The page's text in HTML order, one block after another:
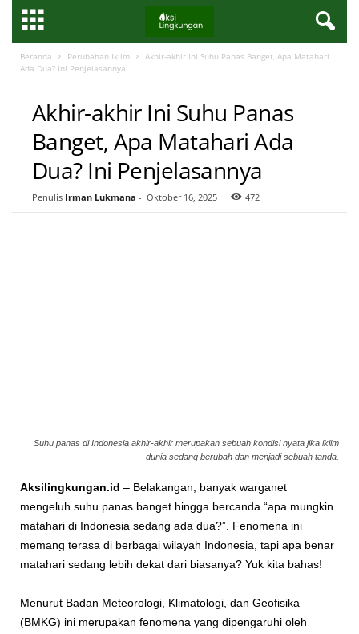
Beranda Perubahan Iklim
Akhir-akhir Ini Suhu Panas Banget, Apa Matahari
Ada Dua? Ini Penjelasannya
Akhir-akhir Ini Suhu Panas
Banget, Apa Matahari Ada
Dua? Ini Penjelasannya
Penulis Irman Lukmana - Oktober 16, 2025 472
Suhu panas di Indonesia akhir-akhir merupakan sebuah kondisi nyata jika iklim
dunia sedang berubah dan menjadi sebuah tanda.
Aksilingkungan.id – Belakangan, banyak warganet
mengeluh suhu panas banget hingga bercanda “apa mungkin
matahari di Indonesia sedang ada dua?”. Fenomena ini
memang terasa di berbagai wilayah Indonesia, tapi apa benar
matahari sedang lebih dekat dari biasanya? Yuk kita bahas!
Menurut Badan Meteorologi, Klimatologi, dan Geofisika
(BMKG) ini merupakan fenomena yang dipengaruhi oleh